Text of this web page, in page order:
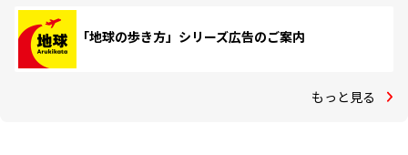
「地球の歩き方」シリーズ広告のご案内
もっと見る